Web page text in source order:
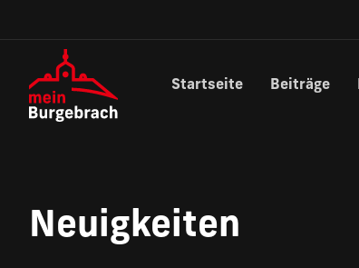
Startseite Beiträge
Neuigkeiten